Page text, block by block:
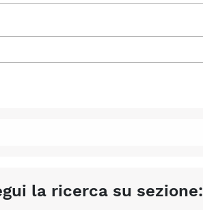
la ricerca su sezione: